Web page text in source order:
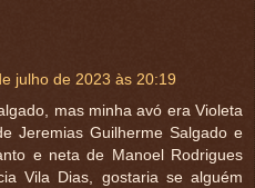
julho de 2023 às 20:19
mas minha avó era Violeta
Jeremias Guilherme Salgado e
e neta de Manoel Rodrigues
Vila Dias, gostaria se alguém